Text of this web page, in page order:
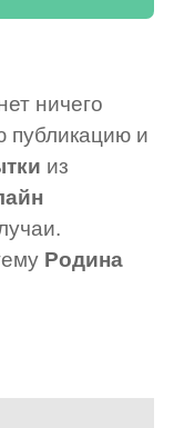
ничего
и
из
Родина